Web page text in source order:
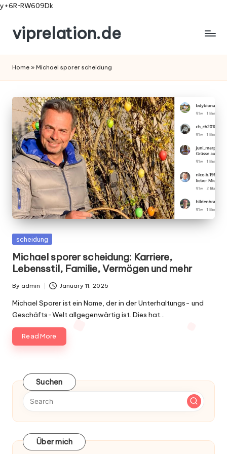
y+6R~RW609Dk
Skip
content
viprelation.de
Home » Michael sporer scheidung
Posted
scheidung
Michael sporer scheidung: Karriere,
Lebensstil, Familie, Vermögen und mehr
Posted
by
By admin January 11, 2025
Michael Sporer ist ein Name, der in der Unterhaltungs- und
Geschäfts-Welt allgegenwärtig ist. Dies hat…
Read More
Suchen
Über mich